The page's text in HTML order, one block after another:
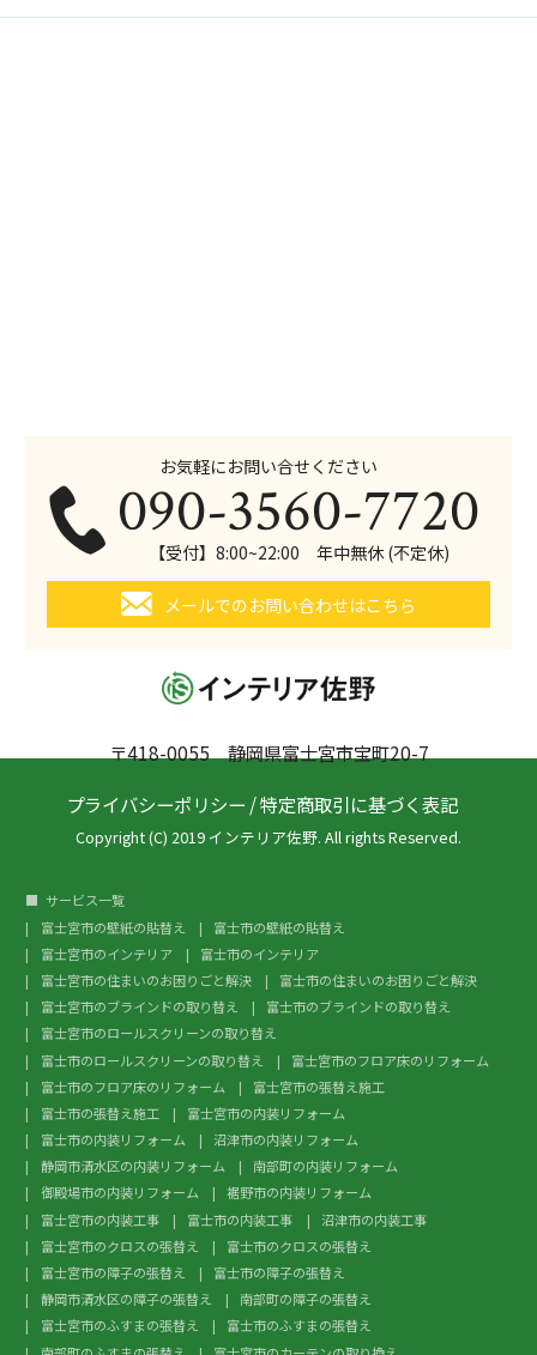
〒418-0055 静岡県富士宮市宝町20-7
お気軽にお問い合せください
090-3560-7720
【受付】8:00~22:00 年中無休 (不定休)
メールでのお問い合わせはこちら
プライバシーポリシー /特定商取引に基づく表記
Copyright (C) 2019 インテリア佐野. All rights Reserved.
サービス一覧
富士宮市の壁紙の貼替え
富士市の壁紙の貼替え
富士宮市のインテリア
富士市のインテリア
富士宮市の住まいのお困りごと解決
富士市の住まいのお困りごと解決
富士宮市のブラインドの取り替え
富士市のブラインドの取り替え
富士宮市のロールスクリーンの取り替え
富士市のロールスクリーンの取り替え
富士宮市のフロア床のリフォーム
富士市のフロア床のリフォーム
富士宮市の張替え施工
富士市の張替え施工
富士宮市の内装リフォーム
富士市の内装リフォーム
沼津市の内装リフォーム
静岡市清水区の内装リフォーム
南部町の内装リフォーム
御殿場市の内装リフォーム
裾野市の内装リフォーム
富士宮市の内装工事
富士市の内装工事
沼津市の内装工事
富士宮市のクロスの張替え
富士市のクロスの張替え
富士宮市の障子の張替え
富士市の障子の張替え
静岡市清水区の障子の張替え
南部町の障子の張替え
富士宮市のふすまの張替え
富士市のふすまの張替え